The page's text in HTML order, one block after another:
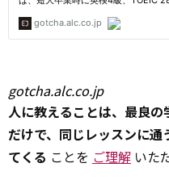
gotcha.alc.co.jp
人に教えることは、最良の
だけで、同じレッスンに
てくる ことを ご理解 いた